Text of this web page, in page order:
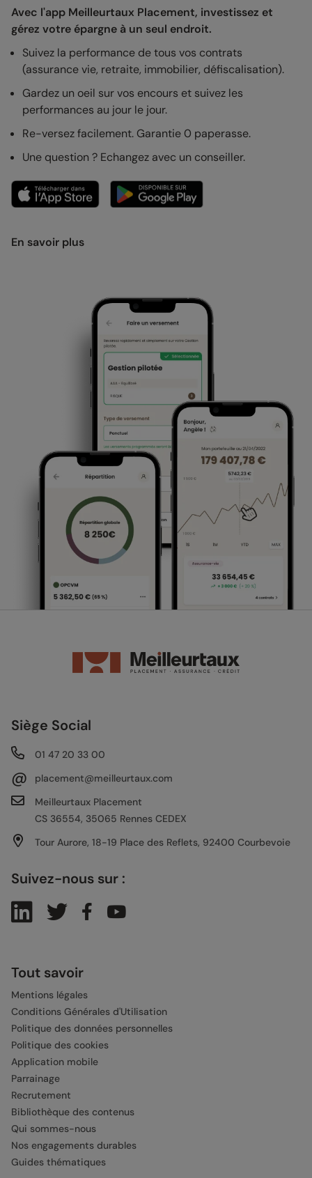
Avec l'app Meilleurtaux Placement, investissez et
gérez votre épargne à un seul endroit.
Suivez la performance de tous vos contrats
(assurance vie, retraite, immobilier, défiscalisation).
Gardez un oeil sur vos encours et suivez les
performances au jour le jour.
Re-versez facilement. Garantie 0 paperasse.
Une question ? Echangez avec un conseiller.
En savoir plus
Siège Social
01 47 20 33 00
@
placement@meilleurtaux.com
Meilleurtaux Placement
CS 36554, 35065 Rennes CEDEX
Tour Aurore, 18-19 Place des Reflets, 92400 Courbevoie
Suivez-nous sur :
Tout savoir
Mentions légales
Conditions Générales d'Utilisation
Politique des données personnelles
Politique des cookies
Application mobile
Parrainage
Recrutement
Bibliothèque des contenus
Qui sommes-nous
Nos engagements durables
Guides thématiques